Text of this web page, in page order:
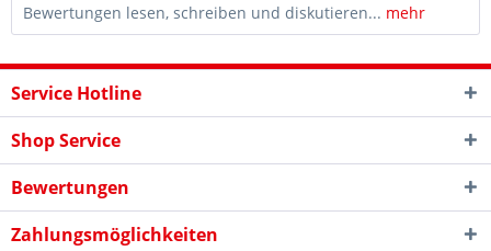
Bewertungen lesen, schreiben und diskutieren... mehr
Service Hotline
Shop Service
Bewertungen
Zahlungsmöglichkeiten